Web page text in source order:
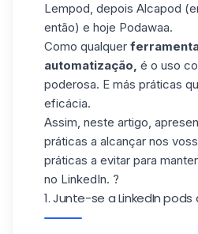
Lempod, depois Alcapod
então) e hoje Podawaa.
Como qualquer
automatização, é o uso
poderosa. E más práticas
eficácia.
Assim, neste artigo,
práticas a alcançar nos
práticas a evitar para
no LinkedIn. ?
1. Junte-se a LinkedIn